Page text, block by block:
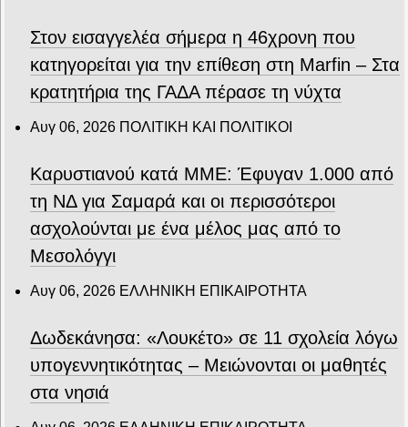
Στον εισαγγελέα σήμερα η 46χρονη που
κατηγορείται για την επίθεση στη Marfin – Στα
κρατητήρια της ΓΑΔΑ πέρασε τη νύχτα
Αυγ 06, 2026 ΠΟΛΙΤΙΚΗ ΚΑΙ ΠΟΛΙΤΙΚΟΙ
Καρυστιανού κατά ΜΜΕ: Έφυγαν 1.000 από
τη ΝΔ για Σαμαρά και οι περισσότεροι
ασχολούνται με ένα μέλος μας από το
Μεσολόγγι
Αυγ 06, 2026 ΕΛΛΗΝΙΚΗ ΕΠΙΚΑΙΡΟΤΗΤΑ
Δωδεκάνησα: «Λουκέτο» σε 11 σχολεία λόγω
υπογεννητικότητας – Μειώνονται οι μαθητές
στα νησιά